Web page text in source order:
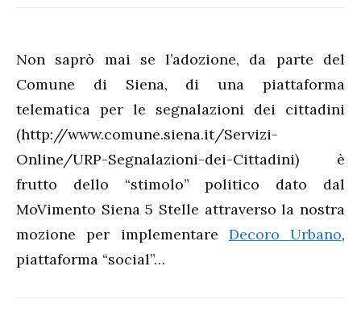
Non saprò mai se l’adozione, da parte del
Comune di Siena, di una piattaforma
telematica per le segnalazioni dei cittadini
(http://www.comune.siena.it/Servizi-
Online/URP-Segnalazioni-dei-Cittadini) è
frutto dello “stimolo” politico dato dal
MoVimento Siena 5 Stelle attraverso la nostra
mozione per implementare Decoro Urbano,
piattaforma “social”…